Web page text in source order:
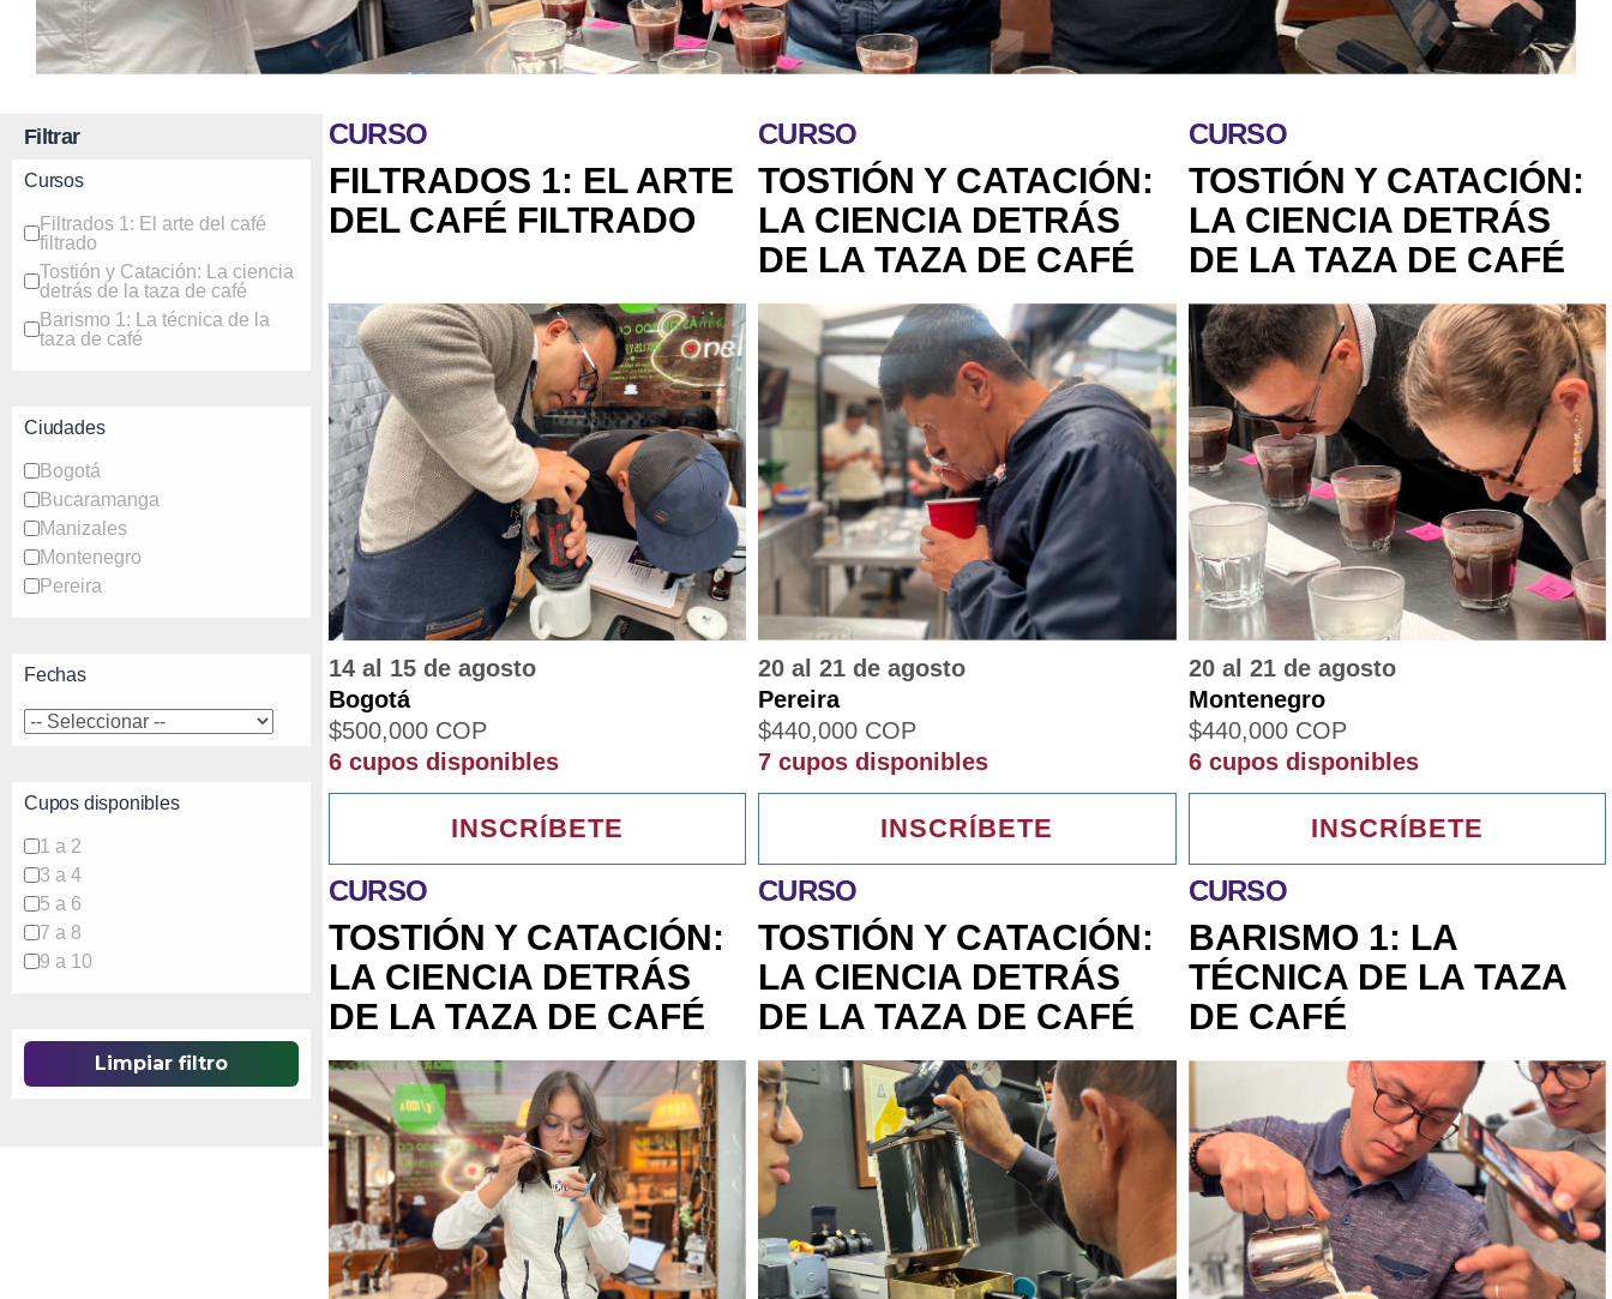
Filtrar
Cursos
Filtrados 1: El arte del café
filtrado
Tostión y Catación: La ciencia
detrás de la taza de café
Barismo 1: La técnica de la
taza de café
Ciudades
Bogotá
Bucaramanga
Manizales
Montenegro
Pereira
Fechas
Cupos disponibles
1 a 2
3 a 4
5 a 6
7 a 8
9 a 10
Limpiar filtro
CURSO
FILTRADOS 1: EL ARTE
DEL CAFÉ FILTRADO
14 al 15 de agosto
Bogotá
$500,000COP
6 cupos disponibles
INSCRÍBETE
CURSO
TOSTIÓN Y CATACIÓN:
LA CIENCIA DETRÁS
DE LA TAZA DE CAFÉ
20 al 21 de agosto
Pereira
$440,000 COP
7 cupos disponibles
INSCRÍBETE
CURSO
TOSTIÓN Y CATACIÓN:
LA CIENCIA DETRÁS
DE LA TAZA DE CAFÉ
20 al 21 de agosto
Montenegro
$440,000COP
6 cupos disponibles
INSCRÍBETE
CURSO
TOSTIÓN Y CATACIÓN:
LA CIENCIA DETRÁS
DE LA TAZA DE CAFÉ
CURSO
TOSTIÓN Y CATACIÓN:
LA CIENCIA DETRÁS
DE LA TAZA DE CAFÉ
CURSO
BARISMO 1: LA
TÉCNICA DE LA TAZA
DE CAFÉ